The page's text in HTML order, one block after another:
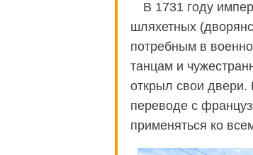
В 1731 году
шляхетных
потребным в
танцам и
открыл свои двери.
переводе с
применяться ко